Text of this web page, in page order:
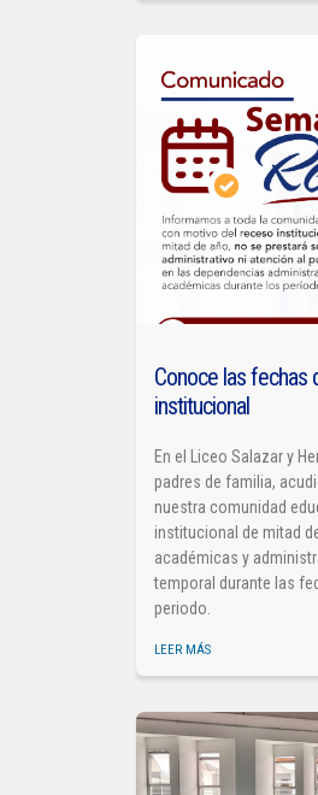
Conoce las fechas
institucional
En el Liceo Salazar y
padres de familia,
nuestra comunidad
institucional de mitad
académicas y
temporal durante las
periodo.
LEER MÁS